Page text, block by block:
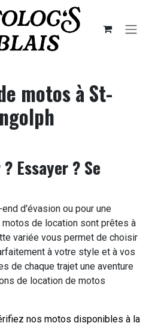
motos à St-
Essayer ? Se
d'évasion ou pour une
de location sont prêtes à
variée vous permet de choisir
à votre style et à vos
de chaque trajet une aventure
de location de motos
nos motos disponibles à la